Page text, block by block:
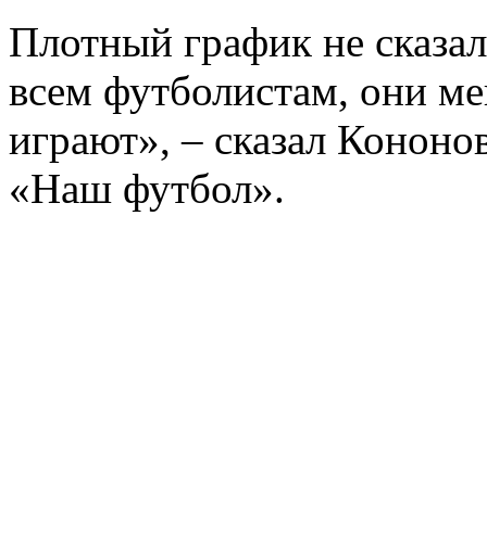
Плотный график не
всем футболистам, они
играют», – сказал
«Наш футбол».